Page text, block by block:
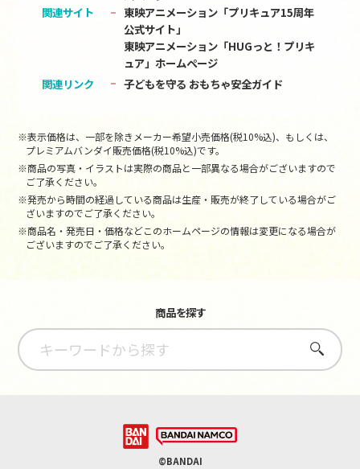
関連サイト
東映アニメーション「プリキュア15周年
公式サイト」
東映アニメーション「HUGっと！プリキ
ュア」ホームページ
関連リンク
子どもを守る おもちゃ安全ガイド
※表示価格は、一部を除きメーカー希望小売価格(税10%込)、もしくは、
プレミアムバンダイ販売価格(税10%込)です。
※商品の写真・イラストは実際の商品と一部異なる場合がございますので
ご了承ください。
※発売から時間の経過している商品は生産・販売が終了している場合がご
ざいますのでご了承ください。
※商品名・発売日・価格などこのホームページの情報は変更になる場合が
ございますのでご了承ください。
商品を探す
さがす
©BANDAI